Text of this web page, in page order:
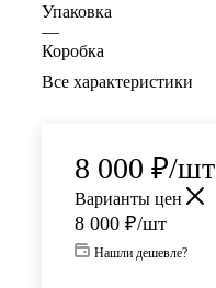
Упаковка
—
Коробка
Все характеристики
8 000 ₽/шт
Варианты цен
8 000 ₽/шт
Нашли дешевле?